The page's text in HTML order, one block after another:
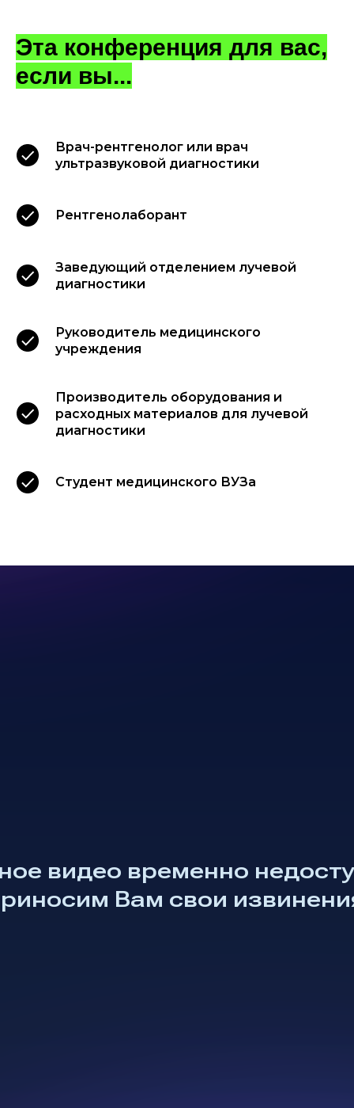
Эта конференция для вас,
если вы...
Врач-рентгенолог или врач
ультразвуковой диагностики
Рентгенолаборант
Заведующий отделением лучевой
диагностики
Руководитель медицинского
учреждения
Производитель оборудования и
расходных материалов для лучевой
диагностики
Студент медицинского ВУЗа